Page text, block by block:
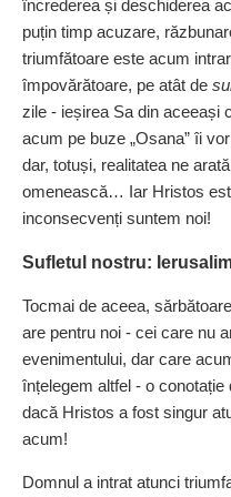
încrederea și deschiderea
puțin timp acuzare,
triumfătoare este acum
împovărătoare, pe atât de
zile - ieșirea Sa din aceeași
acum pe buze „Osana” îi
dar, totuși, realitatea ne
omenească… Iar Hristos
incon­secvenți suntem noi!
Sufletul nostru:
Tocmai de aceea,
are pentru noi - cei care nu
evenimentului, dar care
înțele­gem altfel - o
dacă Hristos a fost singur
acum!
Domnul a intrat atunci